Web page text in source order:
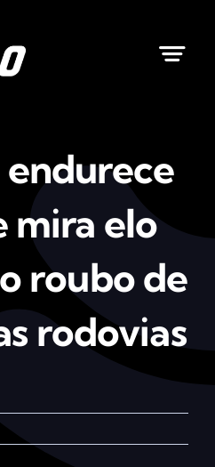
mira elo
roubo de
rodovias